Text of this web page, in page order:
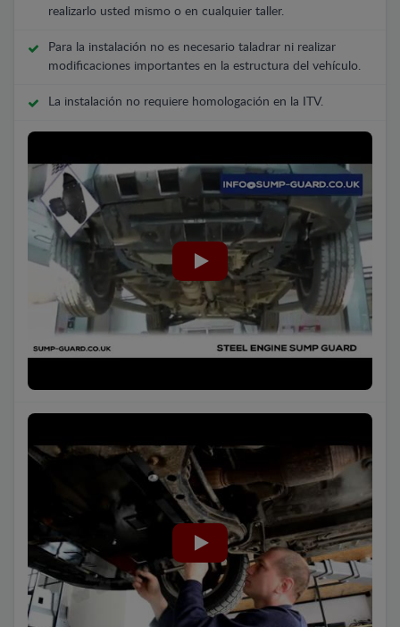
realizarlo usted mismo o en cualquier taller.
Para la instalación no es necesario taladrar ni realizar
modificaciones importantes en la estructura del vehículo.
La instalación no requiere homologación en la ITV.